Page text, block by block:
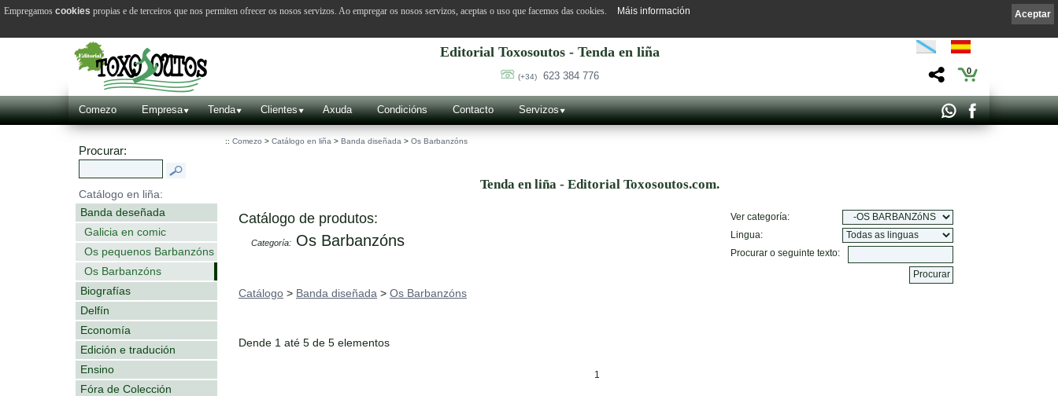
Editorial Toxosoutos - Tenda en liña
(+34) 623 384 776 0
Comezo Empresa Tenda Clientes Axuda Condicións Contacto Servizos
Procurar:
Catálogo en liña:
Banda deseñada
Galicia en comic
Os pequenos Barbanzóns
Os Barbanzóns
Biografías
Delfín
Economía
Edición e tradución
Ensino
Fóra de Colección
:: Comezo > Catálogo en liña > Banda diseñada > Os Barbanzóns
Tenda en liña - Editorial Toxosoutos.com.
Catálogo de produtos:
Categoría: Os Barbanzóns
Ver categoría:
Lingua:
Procurar o seguinte texto:
Catálogo > Banda diseñada > Os Barbanzóns
Dende 1 até 5 de 5 elementos
1
Aceptar
Empregamos cookies propias e de terceiros que nos permiten ofrecer os nosos servizos. Ao empregar os nosos servizos, aceptas o uso que facemos das cookies. Máis información